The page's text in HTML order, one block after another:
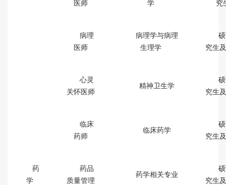
医师 学 究
病理
医师
病理学与病理
生理学
究生
心灵
关怀医师
精神卫生学
究生
药
学
临床
药师
临床药学
究生
药品
质量管理
药学相关专业
究生